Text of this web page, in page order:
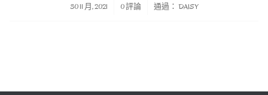
30 11 月, 2021
/ 0 評論 通過： DAISY